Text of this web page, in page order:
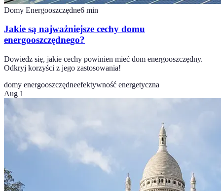
Domy Energooszczędne6 min
Jakie są najważniejsze cechy domu
energooszczędnego?
Dowiedz się, jakie cechy powinien mieć dom energooszczędny.
Odkryj korzyści z jego zastosowania!
domy energooszczędneefektywność energetyczna
Aug 1